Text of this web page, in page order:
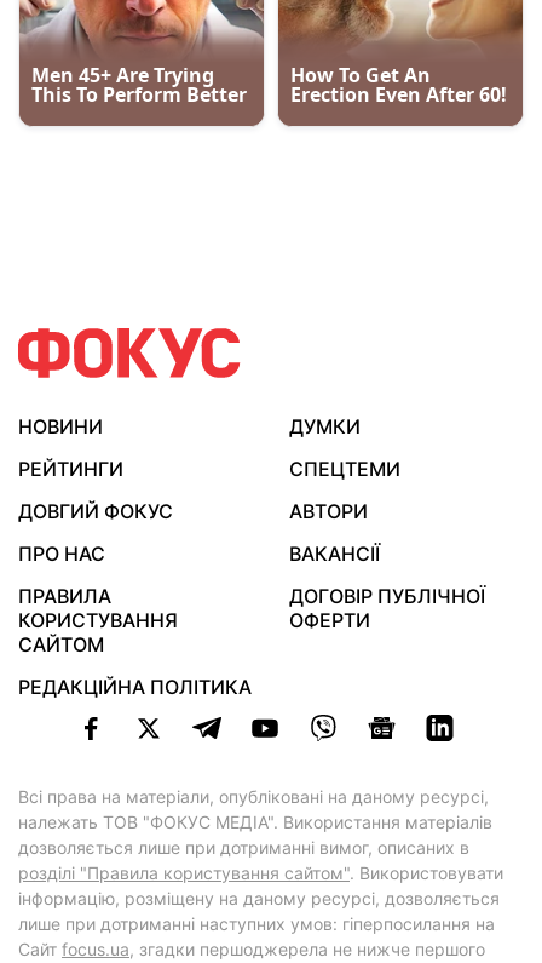
НОВИНИ
ДУМКИ
РЕЙТИНГИ
СПЕЦТЕМИ
ДОВГИЙ ФОКУС
АВТОРИ
ПРО НАС
ВАКАНСІЇ
ПРАВИЛА
КОРИСТУВАННЯ
САЙТОМ
ДОГОВІР ПУБЛІЧНОЇ
ОФЕРТИ
РЕДАКЦІЙНА ПОЛІТИКА
Всі права на матеріали, опубліковані на даному ресурсі,
належать ТОВ "ФОКУС МЕДІА". Використання матеріалів
дозволяється лише при дотриманні вимог, описаних в
розділі "Правила користування сайтом". Використовувати
інформацію, розміщену на даному ресурсі, дозволяється
лише при дотриманні наступних умов: гіперпосилання на
Cайт focus.ua, згадки першоджерела не нижче першого